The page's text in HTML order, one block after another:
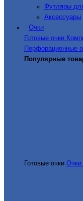
Футляры
Аксессуары
Очки
Готовые очки
Перфорационные
Популярные
Готовые очки Очки